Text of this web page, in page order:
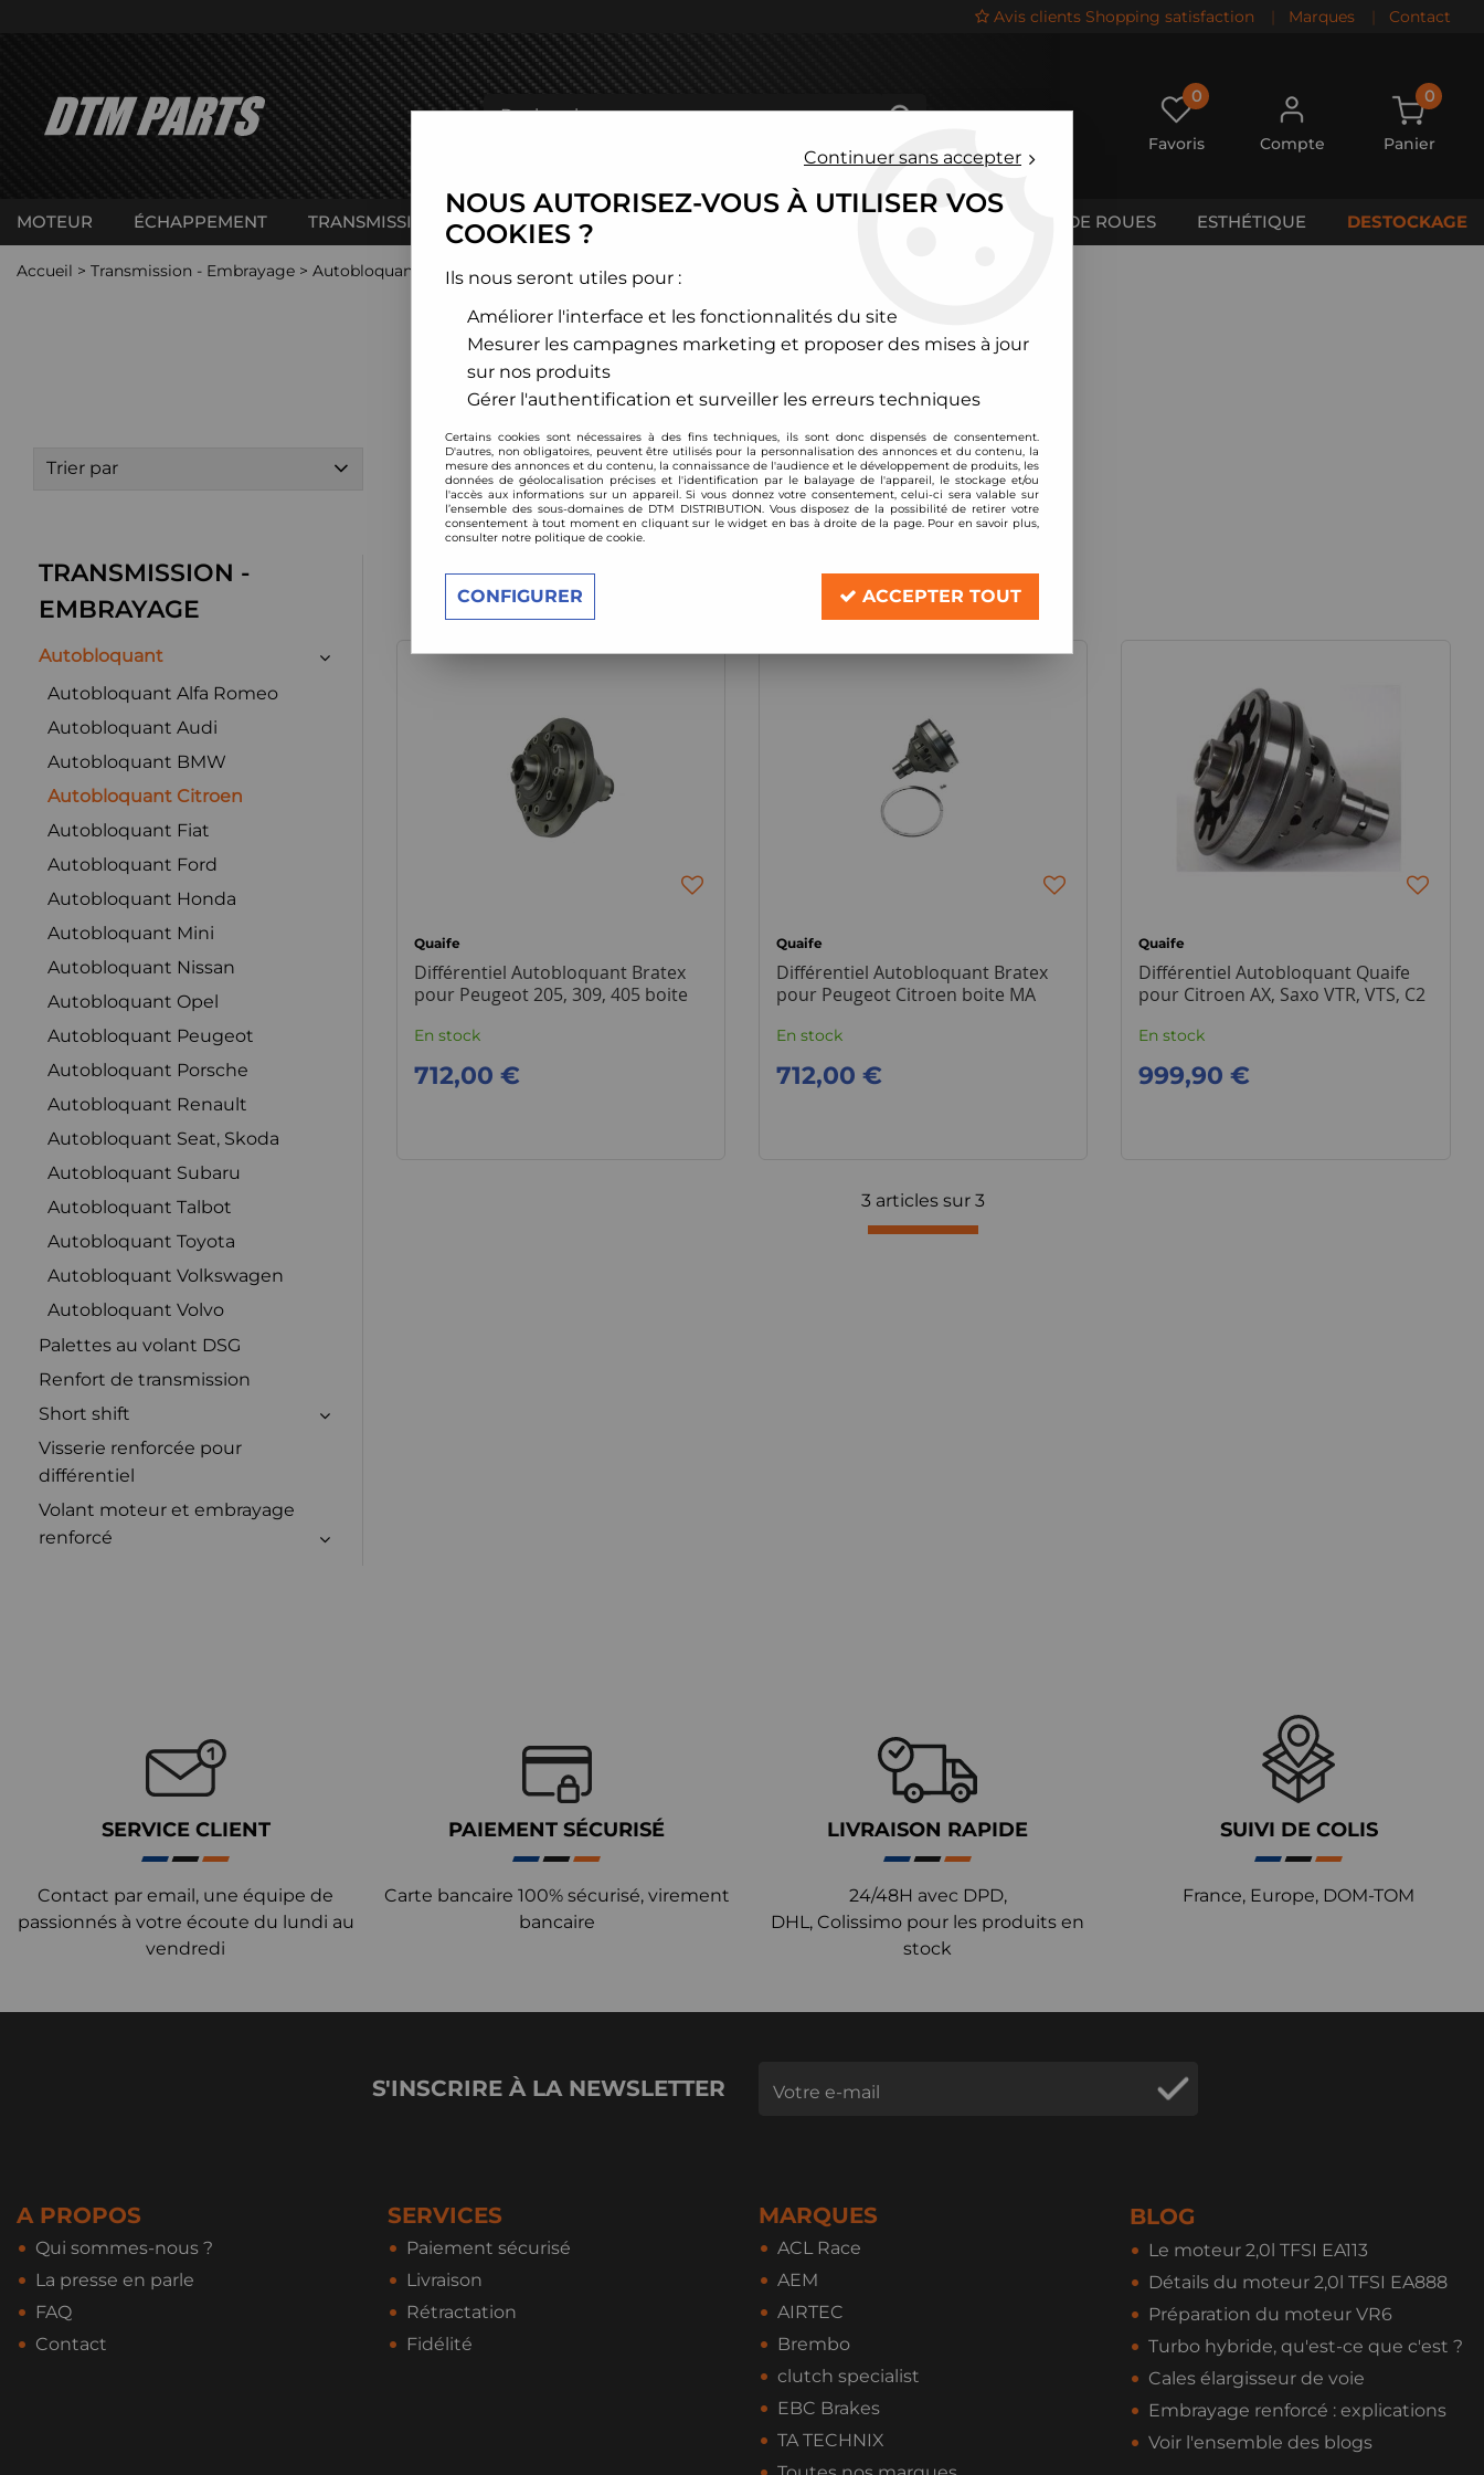
Avis clients Shopping satisfaction | Marques | Contact
0
Favoris Compte
0
Panier
MOTEUR ÉCHAPPEMENT TRANSMISSION CHÂSSIS CALES DE ROUES ESTHÉTIQUE DESTOCKAGE
Accueil > Transmission - Embrayage > Autobloquant Autobloquant Citroen
AUTOBLOQUANT CITROEN
Trier par
TRANSMISSION -
EMBRAYAGE
Autobloquant
Autobloquant Alfa Romeo
Autobloquant Audi
Autobloquant BMW
Autobloquant Citroen
Autobloquant Fiat
Autobloquant Ford
Autobloquant Honda
Autobloquant Mini
Autobloquant Nissan
Autobloquant Opel
Autobloquant Peugeot
Autobloquant Porsche
Autobloquant Renault
Autobloquant Seat, Skoda
Autobloquant Subaru
Autobloquant Talbot
Autobloquant Toyota
Autobloquant Volkswagen
Autobloquant Volvo
Palettes au volant DSG
Renfort de transmission
Short shift
Visserie renforcée pour
différentiel
Volant moteur et embrayage
renforcé
3 articles sur 3
Quaife
Différentiel Autobloquant Bratex
pour Peugeot 205, 309, 405 boite
En stock
712,00 €
Quaife
Différentiel Autobloquant Bratex
pour Peugeot Citroen boite MA
En stock
712,00 €
Quaife
Différentiel Autobloquant Quaife
pour Citroen AX, Saxo VTR, VTS, C2
En stock
999,90 €
3 articles sur 3
SERVICE CLIENT
Contact par email, une équipe de
passionnés à votre écoute du lundi au
vendredi
PAIEMENT SÉCURISÉ
Carte bancaire 100% sécurisé, virement
bancaire
LIVRAISON RAPIDE
24/48H avec DPD,
DHL, Colissimo pour les produits en
stock
SUIVI DE COLIS
France, Europe, DOM-TOM
S'INSCRIRE À LA NEWSLETTER
A PROPOS
Qui sommes-nous ?
La presse en parle
FAQ
Contact
SERVICES
Paiement sécurisé
Livraison
Rétractation
Fidélité
MARQUES
ACL Race
AEM
AIRTEC
Brembo
clutch specialist
EBC Brakes
TA TECHNIX
BLOG
Le moteur 2,0l TFSI EA113
Détails du moteur 2,0l TFSI EA888
Préparation du moteur VR6
Turbo hybride, qu'est-ce que c'est ?
Cales élargisseur de voie
Embrayage renforcé : explications
Voir l'ensemble des blogs
Continuer sans accepter
NOUS AUTORISEZ-VOUS À UTILISER VOS
COOKIES ?
Ils nous seront utiles pour :
Améliorer l'interface et les fonctionnalités du site
Mesurer les campagnes marketing et proposer des mises à jour
sur nos produits
Gérer l'authentification et surveiller les erreurs techniques
Certains cookies sont nécessaires à des fins techniques, ils sont donc dispensés de consentement.
D'autres, non obligatoires, peuvent être utilisés pour la personnalisation des annonces et du contenu, la
mesure des annonces et du contenu, la connaissance de l'audience et le développement de produits, les
données de géolocalisation précises et l'identification par le balayage de l'appareil, le stockage et/ou
l'accès aux informations sur un appareil. Si vous donnez votre consentement, celui-ci sera valable sur
l’ensemble des sous-domaines de DTM DISTRIBUTION. Vous disposez de la possibilité de retirer votre
consentement à tout moment en cliquant sur le widget en bas à droite de la page. Pour en savoir plus,
consulter notre politique de cookie.
CONFIGURER ACCEPTER TOUT